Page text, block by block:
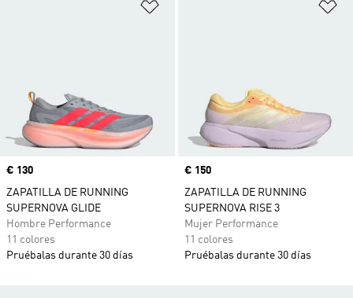
Precio
€ 130
ZAPATILLA DE RUNNING
SUPERNOVA GLIDE
Hombre Performance
11 colores
Pruébalas durante 30 días
Precio
€ 150
ZAPATILLA DE RUNNING
SUPERNOVA RISE 3
Mujer Performance
11 colores
Pruébalas durante 30 días